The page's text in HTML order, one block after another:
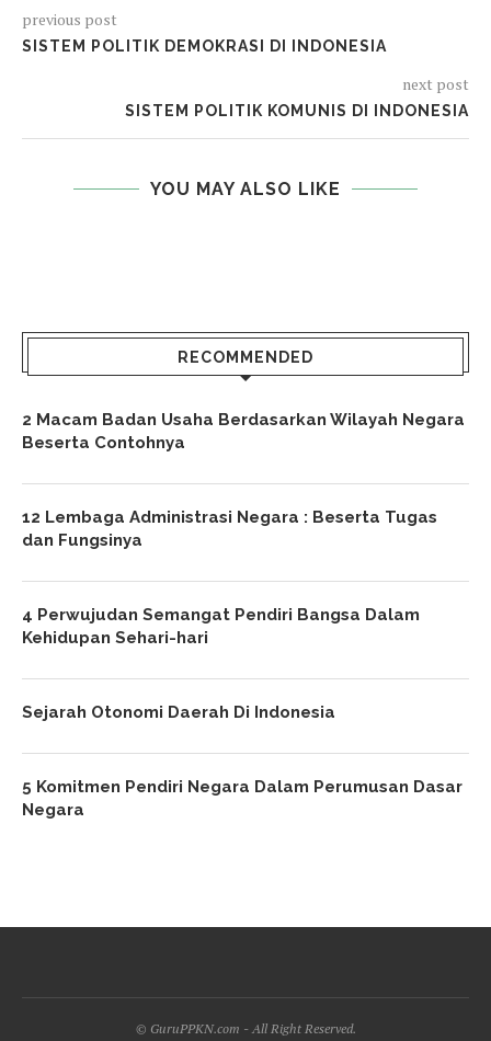
previous post
SISTEM POLITIK DEMOKRASI DI INDONESIA
next post
SISTEM POLITIK KOMUNIS DI INDONESIA
YOU MAY ALSO LIKE
RECOMMENDED
2 Macam Badan Usaha Berdasarkan Wilayah Negara
Beserta Contohnya
12 Lembaga Administrasi Negara : Beserta Tugas
dan Fungsinya
4 Perwujudan Semangat Pendiri Bangsa Dalam
Kehidupan Sehari-hari
Sejarah Otonomi Daerah Di Indonesia
5 Komitmen Pendiri Negara Dalam Perumusan Dasar
Negara
© GuruPPKN.com - All Right Reserved.